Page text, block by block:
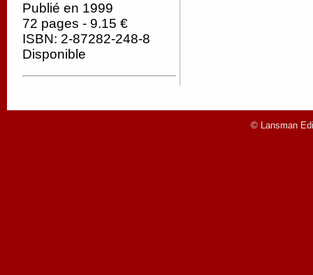
Publié en 1999
72 pages - 9.15 €
ISBN: 2-87282-248-8
Disponible
© Lansman